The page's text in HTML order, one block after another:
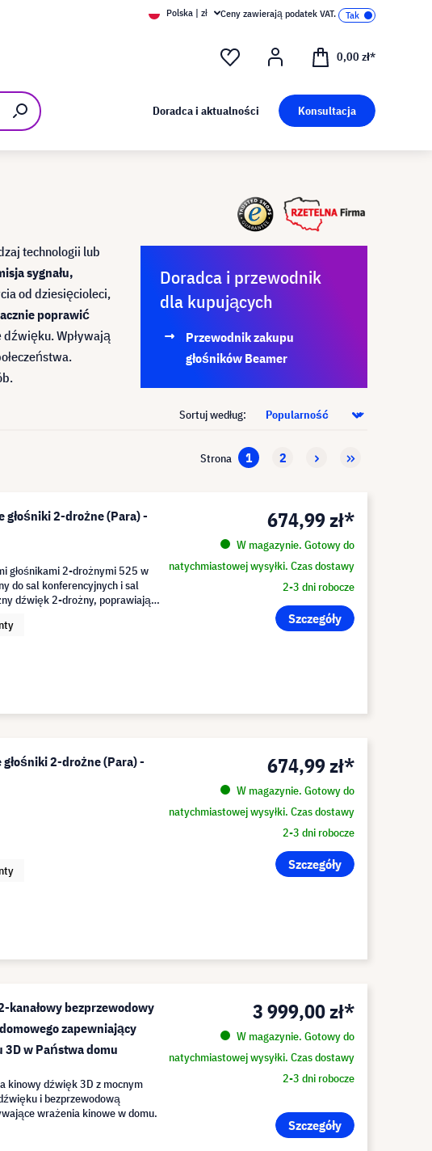
Polska | zł Ceny zawierają podatek VAT.
0,00 zł*
Doradca i aktualności Konsultacja
technologii lub
sygnału,
od dziesięcioleci,
poprawić
dźwięku. Wpływają
Doradca i przewodnik
dla kupujących
Przewodnik zakupu
głośników Beamer
Sortuj według:
Strona 1 2
głośniki 2-drożne (Para) -
674,99 zł*
W magazynie. Gotowy do
natychmiastowej wysyłki. Czas dostawy
2-3 dni robocze
Szczegóły
głośnikami 2-drożnymi 525 w
do sal konferencyjnych i sal
dźwięk 2-drożny, poprawiając
2-drożne (Para) -
674,99 zł*
W magazynie. Gotowy do
natychmiastowej wysyłki. Czas dostawy
2-3 dni robocze
Szczegóły
kanałowy bezprzewodowy
zapewniający
w Państwa domu
3 999,00 zł*
W magazynie. Gotowy do
natychmiastowej wysyłki. Czas dostawy
2-3 dni robocze
Szczegóły
kinowy dźwięk 3D z mocnym
i bezprzewodową
wrażenia kinowe w domu.